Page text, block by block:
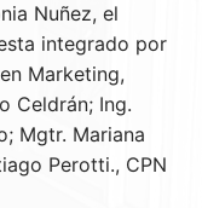
Nuñez, el
integrado por
Marketing,
Celdrán; Ing.
Mgtr. Mariana
Perotti., CPN